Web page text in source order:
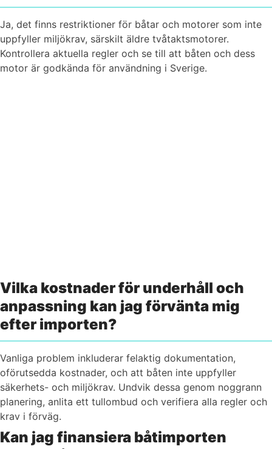
Ja, det finns restriktioner för båtar och motorer som inte
uppfyller miljökrav, särskilt äldre tvåtaktsmotorer.
Kontrollera aktuella regler och se till att båten och dess
motor är godkända för användning i Sverige.
Vilka kostnader för underhåll och
anpassning kan jag förvänta mig
efter importen?
Vanliga problem inkluderar felaktig dokumentation,
oförutsedda kostnader, och att båten inte uppfyller
säkerhets- och miljökrav. Undvik dessa genom noggrann
planering, anlita ett tullombud och verifiera alla regler och
krav i förväg.
Kan jag finansiera båtimporten